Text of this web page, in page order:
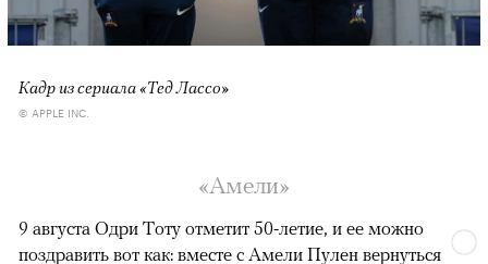
Кадр из сериала «Тед Лассо»
© APPLE INC.
«Амели»
9 августа Одри Тоту отметит 50-летие, и ее можно
поздравить вот как: вместе с Амели Пулен вернуться